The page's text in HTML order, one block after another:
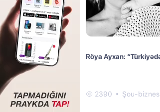
Röya Ayxan:
2390 Şou-biznes